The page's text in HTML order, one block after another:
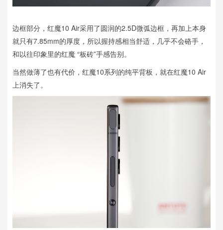
边框部分，红魔10 Air采用了圆润的2.5D微弧边框，再加上本身
就只有7.85mm的厚度，所以握持感相当舒适，几乎不会硌手，
和以往印象里的红魔 “板砖”手感告别。
当然做薄了也有代价，红魔10系列的纯平背板，就在红魔10 Air
上消失了。